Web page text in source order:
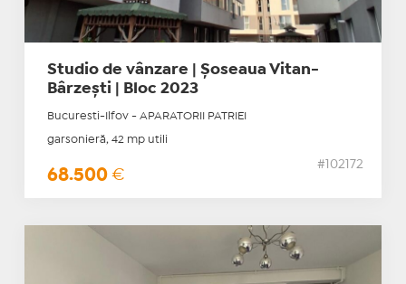
Studio de vânzare | Șoseaua Vitan-
Bârzești | Bloc 2023
Bucuresti-Ilfov - APARATORII PATRIEI
garsonieră, 42 mp utili
68.500 €
#102172